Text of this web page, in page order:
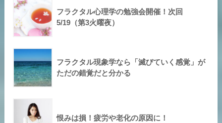
フラクタル心理学の勉強会開催！次回
5/19（第3火曜夜）
フラクタル現象学なら「滅びていく感覚」が
ただの錯覚だと分かる
恨みは損！疲労や老化の原因に！